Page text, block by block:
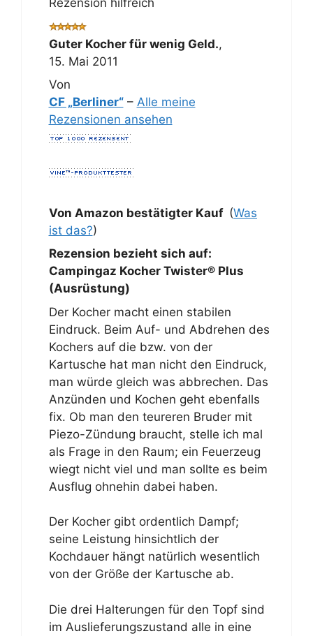
Rezension hilfreich
Guter Kocher für wenig Geld.,
15. Mai 2011
Von
CF „Berliner“– Alle meine
Rezensionen ansehen
Von Amazon bestätigter Kauf (Was
ist das?)
Rezension bezieht sich auf:
Campingaz Kocher Twister® Plus
(Ausrüstung)
Der Kocher macht einen stabilen
Eindruck. Beim Auf- und Abdrehen des
Kochers auf die bzw. von der
Kartusche hat man nicht den Eindruck,
man würde gleich was abbrechen. Das
Anzünden und Kochen geht ebenfalls
fix. Ob man den teureren Bruder mit
Piezo-Zündung braucht, stelle ich mal
als Frage in den Raum; ein Feuerzeug
wiegt nicht viel und man sollte es beim
Ausflug ohnehin dabei haben.
Der Kocher gibt ordentlich Dampf;
seine Leistung hinsichtlich der
Kochdauer hängt natürlich wesentlich
von der Größe der Kartusche ab.
Die drei Halterungen für den Topf sind
im Auslieferungszustand alle in eine